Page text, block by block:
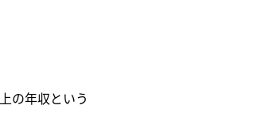
の年収という